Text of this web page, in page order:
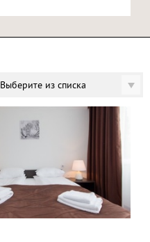
Выберите из списка